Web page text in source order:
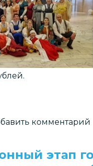
комментарий
этап